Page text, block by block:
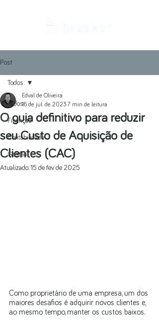
Post
Todos
Finanças
Contabilidade
Gestão
Todos
O guia definitivo para reduzir
seu Custo de Aquisição de
Clientes (CAC)
Edval de Oliveira
16 de jul. de 2023 7 min de leitura
Atualizado: 15 de fev. de 2025
Como proprietário de uma empresa, um dos
maiores desafios é adquirir novos clientes e,
ao mesmo tempo, manter os custos baixos.